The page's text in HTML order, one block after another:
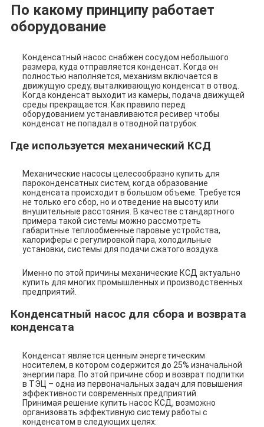
По какому принципу работает
оборудование
Конденсатный насос снабжен сосудом небольшого
размера, куда отправляется конденсат. Когда он
полностью наполняется, механизм включается в
движущую среду, выталкивающую конденсат в отвод.
Когда конденсат выходит из камеры, подача движущей
среды прекращается. Как правило перед
оборудованием устанавливаются ресивер чтобы
конденсат не попадал в отводной патрубок.
Где используется механический КСД
Механические насосы целесообразно купить для
пароконденсатных систем, когда образование
конденсата происходит в большом объеме. Требуется
не только его сбор, но и отведение на высоту или
внушительные расстояния. В качестве стандартного
примера такой системы можно рассмотреть
габаритные теплообменные паровые устройства,
калориферы с регулировкой пара, холодильные
установки, системы для подачи сжатого воздуха.
Именно по этой причины механические КСД актуально
купить для многих промышленных и производственных
предприятий.
Конденсатный насос для сбора и возврата
конденсата
Конденсат является ценным энергетическим
носителем, в котором содержится до 25% изначальной
энергии пара. По этой причине сбор и возврат подпитки
в ТЭЦ – одна из первоначальных задач для повышения
эффективности современных предприятий.
Принимая решение купить насос КСД, возможно
организовать эффективную систему работы с
конденсатом в следующих целях: